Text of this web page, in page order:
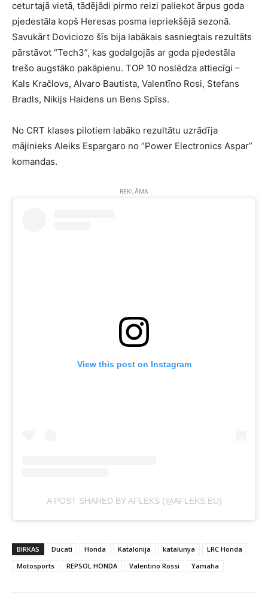
ceturtajā vietā, tādējādi pirmo reizi paliekot ārpus goda
pjedestāla kopš Heresas posma iepriekšējā sezonā.
Savukārt Doviciozo šīs bija labākais sasniegtais rezultāts
pārstāvot “Tech3”, kas godalgojās ar goda pjedestāla
trešo augstāko pakāpienu. TOP 10 noslēdza attiecīgi –
Kals Kračlovs, Alvaro Bautista, Valentīno Rosi, Stefans
Bradls, Nikijs Haidens un Bens Spīss.
No CRT klases pilotiem labāko rezultātu uzrādīja
mājinieks Aleiks Espargaro no “Power Electronics Aspar”
komandas.
REKLĀMA
View this post on Instagram
A POST SHARED BY AFLEKS (@AFLEKS.EU)
BIRKAS Ducati Honda Katalonija katalunya
LRC Honda
Motosports
REPSOL HONDA Valentino Rossi Yamaha